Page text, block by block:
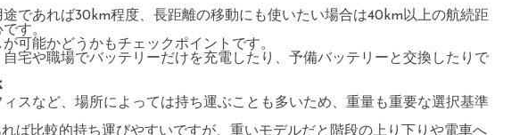
であれば30km程度、長距離の移動にも使いたい場合は40km以上の航続距
す。
可能かどうかもチェックポイントです。
宅や職場でバッテリーだけを充電したり、予備バッテリーと交換したりで
スなど、場所によっては持ち運ぶことも多いため、重量も重要な選択基準
ば比較的持ち運びやすいですが、重いモデルだと階段の上り下りや電車へ